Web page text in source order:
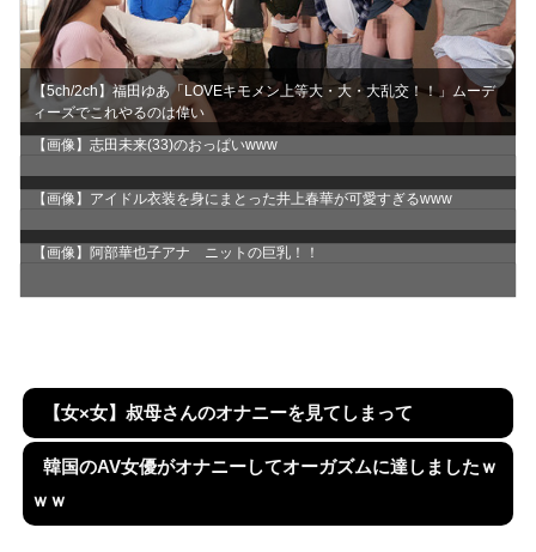
【5ch/2ch】福田ゆあ「LOVEキモメン上等大・大・大乱交！！」ムーデ
ィーズでこれやるのは偉い
【画像】志田未来(33)のおっぱいwww
【画像】アイドル衣装を身にまとった井上春華が可愛すぎるwww
【画像】阿部華也子アナ ニットの巨乳！！
【女×女】叔母さんのオナニーを見てしまって
韓国のAV女優がオナニーしてオーガズムに達しましたｗ
ｗｗ